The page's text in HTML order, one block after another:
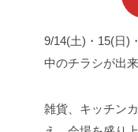
9/14(土)・15(日)
中のチラシが出
雑貨、キッチン